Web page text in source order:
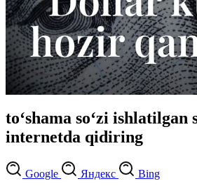
to‘shama so‘zi ishlatilgan
internetda qidiring
Google Яндекс Bing